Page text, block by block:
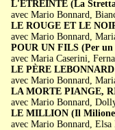
L'ÉTREINTE (La
avec Mario Bonnard,
LE ROUGE ET LE
avec Mario Bonnard,
POUR UN FILS (Per
avec Maria Caserini,
LE PÈRE
avec Mario Bonnard,
LA MORTE PIANGE,
avec Mario Bonnard,
LE MILLION (Il
avec Mario Bonnard,